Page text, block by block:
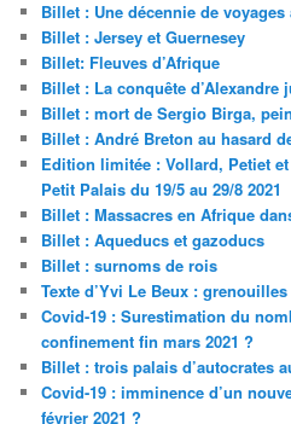
Billet : Une décennie de voyages
Billet : Jersey et Guernesey
Billet: Fleuves d’Afrique
Billet : La conquête d’Alexandre
Billet : mort de Sergio Birga,
Billet : André Breton au hasard
Edition limitée : Vollard, Petiet
Petit Palais du 19/5 au 29/8 2021
Billet : Massacres en Afrique
Billet : Aqueducs et gazoducs
Billet : surnoms de rois
Texte d’Yvi Le Beux :
Covid-19 : Surestimation du
confinement fin mars 2021 ?
Billet : trois palais d’autocrates
Covid-19 : imminence d’un
février 2021 ?